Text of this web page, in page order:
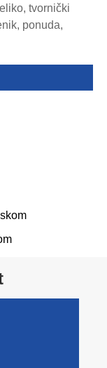
tvornički
ponuda,